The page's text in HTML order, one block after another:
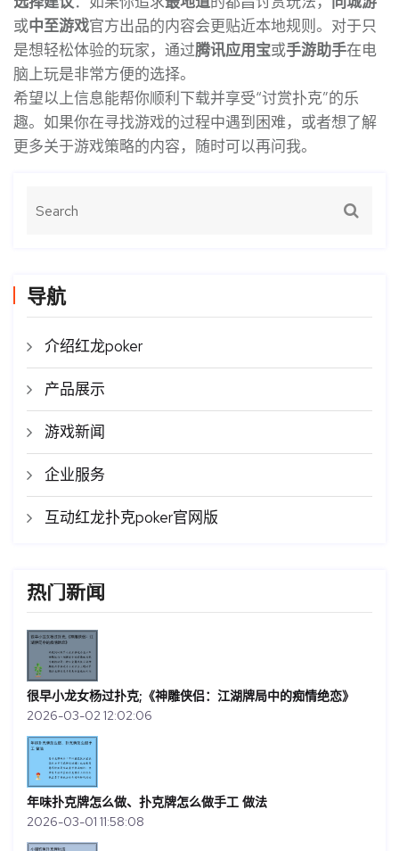
或中至游戏官方出品的内容会更贴近本地规则。对于只
是想轻松体验的玩家，通过腾讯应用宝或手游助手在电
脑上玩是非常方便的选择。
希望以上信息能帮你顺利下载并享受“讨赏扑克”的乐
趣。如果你在寻找游戏的过程中遇到困难，或者想了解
更多关于游戏策略的内容，随时可以再问我。
导航
介绍红龙poker
产品展示
游戏新闻
企业服务
互动红龙扑克poker官网版
热门新闻
很早小龙女杨过扑克;《神雕侠侣：江湖牌局中的痴情绝恋》
2026-03-02 12:02:06
年味扑克牌怎么做、扑克牌怎么做手工 做法
2026-03-01 11:58:08